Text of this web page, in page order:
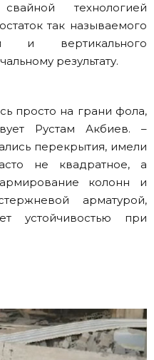
технологией
так называемого
и вертикального
результату.
просто на грани фола,
Рустам Акбиев. –
перекрытия, имели
не квадратное, а
колонн и
арматурой,
устойчивостью при